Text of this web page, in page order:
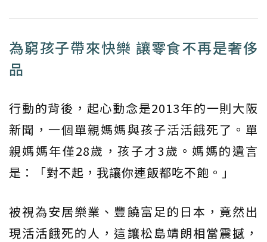
為窮孩子帶來快樂 讓零食不再是奢侈
品
行動的背後，起心動念是2013年的一則大阪
新聞，一個單親媽媽與孩子活活餓死了。單
親媽媽年僅28歲，孩子才3歲。媽媽的遺言
是：「對不起，我讓你連飯都吃不飽。」
被視為安居樂業、豐饒富足的日本，竟然出
現活活餓死的人，這讓松島靖朗相當震撼，